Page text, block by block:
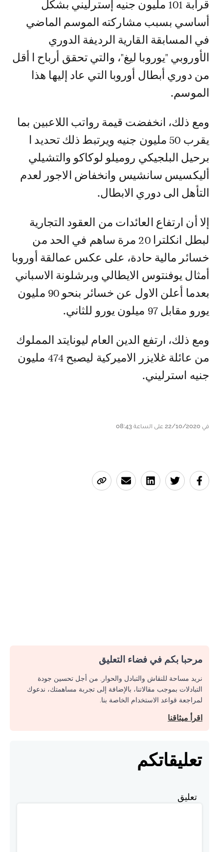
قرابة 101 مليون جنيه إسترليني بشكل
أساسي بسبب مشاركته الموسم الماضي
في المسابقة القارية الرديفة الدوري
الأوروبي "يوروبا ليغ"، والتي تحقق أرباح ا أقل
من دوري أبطال أوروبا التي عاد إليها هذا
الموسم.
ومع ذلك، انخفضت قيمة رواتب اللاعبين بما
يقرب 50 مليون جنيه ويرتبط ذلك تحديد ا
برحيل البلجيكي روميلو لوكاكو والتشيلي
أليكسيس سانشيس وانخفاض الاجور لعدم
التأهل الى دوري الابطال.
إلا أن ارتفاع العائدات من العقود التجارية
لبطل انكلترا 20 مرة ساهم في الحد من
خسائر مالية حادة، على عكس عمالقة أوروبا
أمثال يوفنتوس الايطالي وبرشلونة الاسباني
بعدما أعلن الاول عن خسائر بنحو 90 مليون
يورو مقابل 97 ميلون يورو للثاني.
ومع ذلك، ارتفع الدين العام ليونايتد المملوك
من عائلة غلايزر الاميركية ليصبح 474 مليون
جنيه استرليني.
في 22/10/2020 على الساعة 08:43
مرحبا بكم في فضاء التعليق
نريد مساحة للنقاش والتبادل والحوار. من أجل تحسين جودة
التبادلات بموجب مقالاتنا، بالإضافة إلى تجربة مساهمتك، ندعوك
لمراجعة قواعد الاستخدام الخاصة بنا.
اقرأ ميثاقنا
تعليقاتكم
تعليق